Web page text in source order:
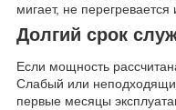
мигает, не
Долгий срок
Если мощность
Слабый или
первые месяцы